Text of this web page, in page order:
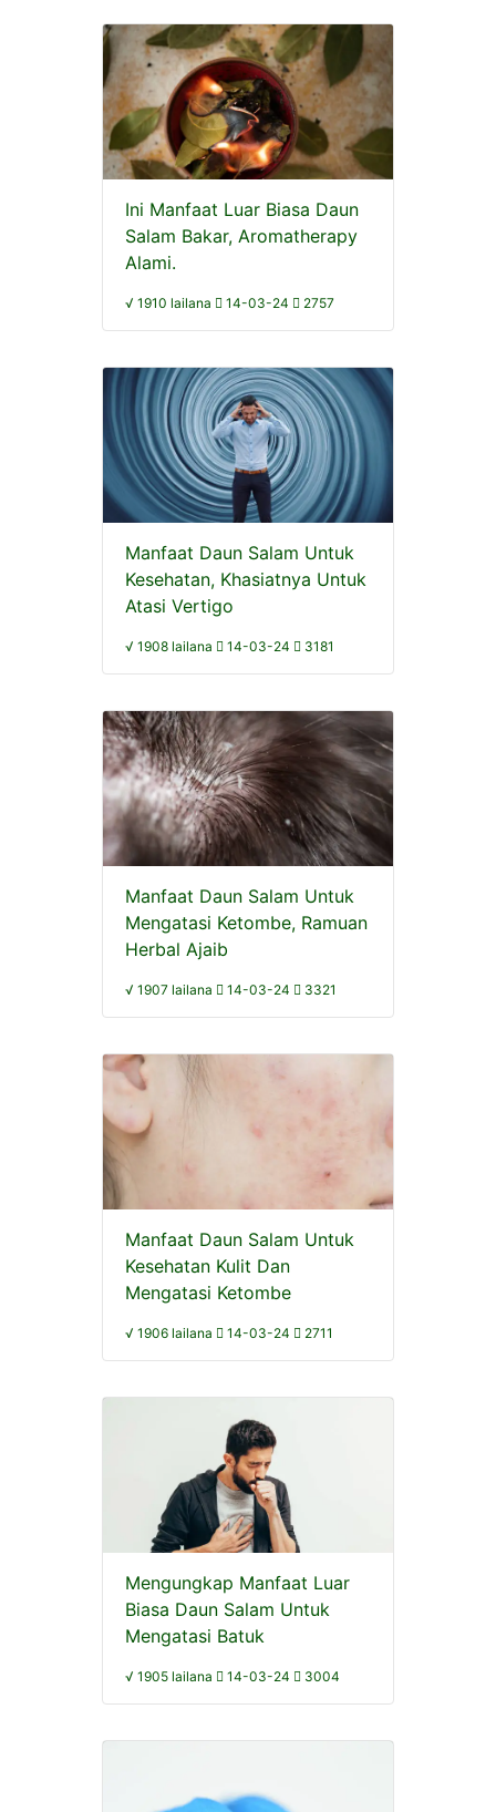
Ini Manfaat Luar Biasa Daun
Salam Bakar, Aromatherapy
Alami.
√ 1910 lailana 14-03-24 2757
Manfaat Daun Salam Untuk
Kesehatan, Khasiatnya Untuk
Atasi Vertigo
√ 1908 lailana 14-03-24 3181
Manfaat Daun Salam Untuk
Mengatasi Ketombe, Ramuan
Herbal Ajaib
√ 1907 lailana 14-03-24 3321
Manfaat Daun Salam Untuk
Kesehatan Kulit Dan
Mengatasi Ketombe
√ 1906 lailana 14-03-24 2711
Mengungkap Manfaat Luar
Biasa Daun Salam Untuk
Mengatasi Batuk
√ 1905 lailana 14-03-24 3004